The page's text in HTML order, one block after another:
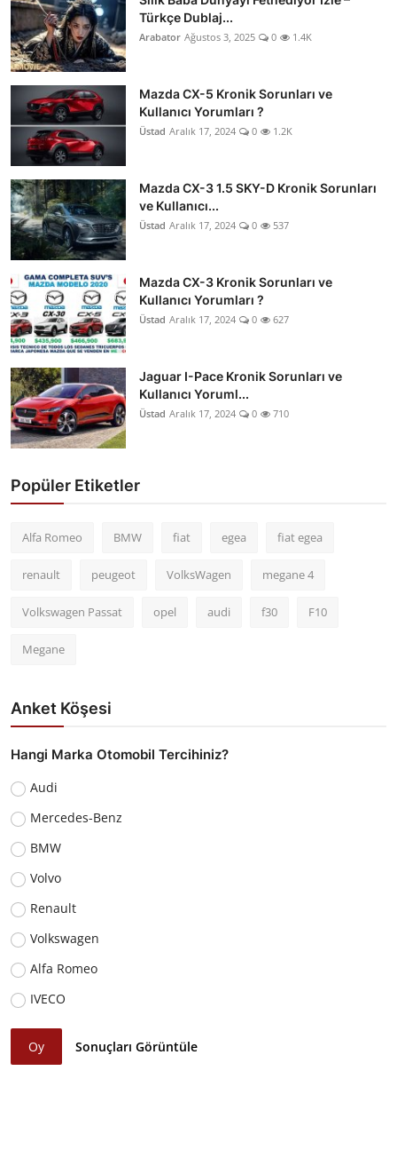
Türkçe Dublaj...
Arabator Ağustos 3, 2025 0 1.4K
Mazda CX-5 Kronik Sorunları ve
Kullanıcı Yorumları ?
Üstad Aralık 17, 2024 0 1.2K
Mazda CX-3 1.5 SKY-D Kronik Sorunları
ve Kullanıcı...
Üstad Aralık 17, 2024 0 537
Mazda CX-3 Kronik Sorunları ve
Kullanıcı Yorumları ?
Üstad Aralık 17, 2024 0 627
Jaguar I-Pace Kronik Sorunları ve
Kullanıcı Yoruml...
Üstad Aralık 17, 2024 0 710
Popüler Etiketler
Alfa Romeo BMW fiat egea fiat egea
renault peugeot VolksWagen megane 4
Volkswagen Passat opel audi f30 F10
Megane
Anket Köşesi
Hangi Marka Otomobil Tercihiniz?
Audi
Mercedes-Benz
BMW
Volvo
Renault
Volkswagen
Alfa Romeo
IVECO
Oy Sonuçları Görüntüle